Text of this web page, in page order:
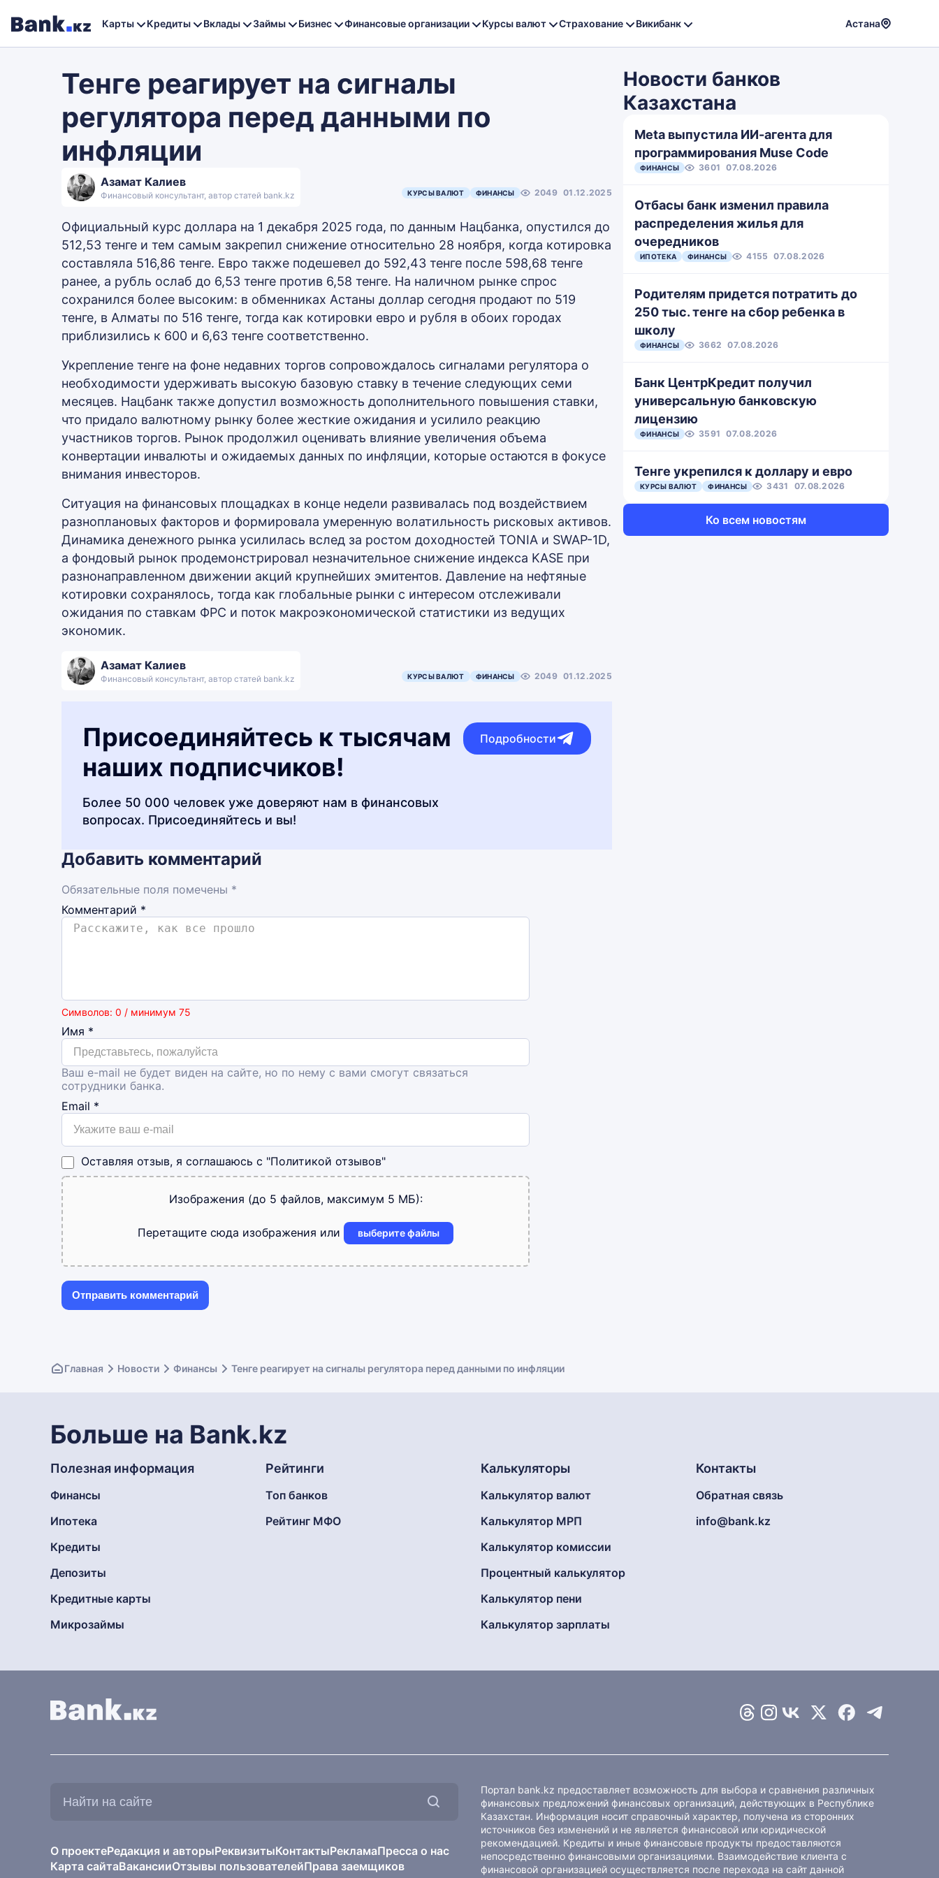
Карты Кредиты Вклады Займы Бизнес Финансовые организации Курсы валют Страхование Викибанк Астана
Тенге реагирует на сигналы
регулятора перед данными по
инфляции
Азамат Калиев
Финансовый консультант, автор статей bank.kz КУРСЫ ВАЛЮТ ФИНАНСЫ 2049 01.12.2025
Официальный курс доллара на 1 декабря 2025 года, по данным Нацбанка, опустился до
512,53 тенге и тем самым закрепил снижение относительно 28 ноября, когда котировка
составляла 516,86 тенге. Евро также подешевел до 592,43 тенге после 598,68 тенге
ранее, а рубль ослаб до 6,53 тенге против 6,58 тенге. На наличном рынке спрос
сохранился более высоким: в обменниках Астаны доллар сегодня продают по 519
тенге, в Алматы по 516 тенге, тогда как котировки евро и рубля в обоих городах
приблизились к 600 и 6,63 тенге соответственно.
Укрепление тенге на фоне недавних торгов сопровождалось сигналами регулятора о
необходимости удерживать высокую базовую ставку в течение следующих семи
месяцев. Нацбанк также допустил возможность дополнительного повышения ставки,
что придало валютному рынку более жесткие ожидания и усилило реакцию
участников торгов. Рынок продолжил оценивать влияние увеличения объема
конвертации инвалюты и ожидаемых данных по инфляции, которые остаются в фокусе
внимания инвесторов.
Ситуация на финансовых площадках в конце недели развивалась под воздействием
разноплановых факторов и формировала умеренную волатильность рисковых активов.
Динамика денежного рынка усилилась вслед за ростом доходностей TONIA и SWAP-1D,
а фондовый рынок продемонстрировал незначительное снижение индекса KASE при
разнонаправленном движении акций крупнейших эмитентов. Давление на нефтяные
котировки сохранялось, тогда как глобальные рынки с интересом отслеживали
ожидания по ставкам ФРС и поток макроэкономической статистики из ведущих
экономик.
Азамат Калиев
Финансовый консультант, автор статей bank.kz КУРСЫ ВАЛЮТ ФИНАНСЫ 2049 01.12.2025
Присоединяйтесь к тысячам
наших подписчиков!
Более 50 000 человек уже доверяют нам в финансовых
вопросах. Присоединяйтесь и вы!
Подробности
Добавить комментарий
Обязательные поля помечены *
Комментарий *
Символов: 0 / минимум 75
Имя *
Ваш e-mail не будет виден на сайте, но по нему с вами смогут связаться
сотрудники банка.
Email *
Оставляя отзыв, я соглашаюсь с "Политикой отзывов"
Изображения (до 5 файлов, максимум 5 МБ):
Перетащите сюда изображения или выберите файлы
Новости банков
Казахстана
Meta выпустила ИИ-агента для
программирования Muse Code
ФИНАНСЫ 3601 07.08.2026
Отбасы банк изменил правила
распределения жилья для
очередников
ИПОТЕКА ФИНАНСЫ 4155 07.08.2026
Родителям придется потратить до
250 тыс. тенге на сбор ребенка в
школу
ФИНАНСЫ 3662 07.08.2026
Банк ЦентрКредит получил
универсальную банковскую
лицензию
ФИНАНСЫ 3591 07.08.2026
Тенге укрепился к доллару и евро
КУРСЫ ВАЛЮТ ФИНАНСЫ 3431 07.08.2026
Ко всем новостям
Главная Новости Финансы Тенге реагирует на сигналы регулятора перед данными по инфляции
Больше на Bank.kz
Полезная информация
Финансы
Ипотека
Кредиты
Депозиты
Кредитные карты
Микрозаймы
Рейтинги
Топ банков
Рейтинг МФО
Калькуляторы
Калькулятор валют
Калькулятор МРП
Калькулятор комиссии
Процентный калькулятор
Калькулятор пени
Калькулятор зарплаты
Контакты
Обратная связь
info@bank.kz
О проектеРедакция и авторыРеквизитыКонтактыРекламаПресса о нас
Карта сайтаВакансииОтзывы пользователейПрава заемщиков
Портал bank.kz предоставляет возможность для выбора и сравнения различных
финансовых предложений финансовых организаций, действующих в Республике
Казахстан. Информация носит справочный характер, получена из сторонних
источников без изменений и не является финансовой или юридической
рекомендацией. Кредиты и иные финансовые продукты предоставляются
непосредственно финансовыми организациями. Взаимодействие клиента с
финансовой организацией осуществляется после перехода на сайт данной